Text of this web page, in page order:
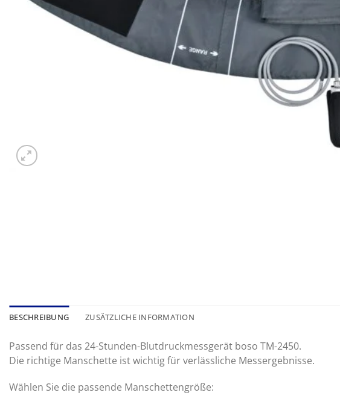
BESCHREIBUNG ZUSÄTZLICHE INFORMATION
Passend für das 24-Stunden-Blutdruckmessgerät boso TM-2450.
Die richtige Manschette ist wichtig für verlässliche Messergebnisse.
Wählen Sie die passende Manschettengröße: